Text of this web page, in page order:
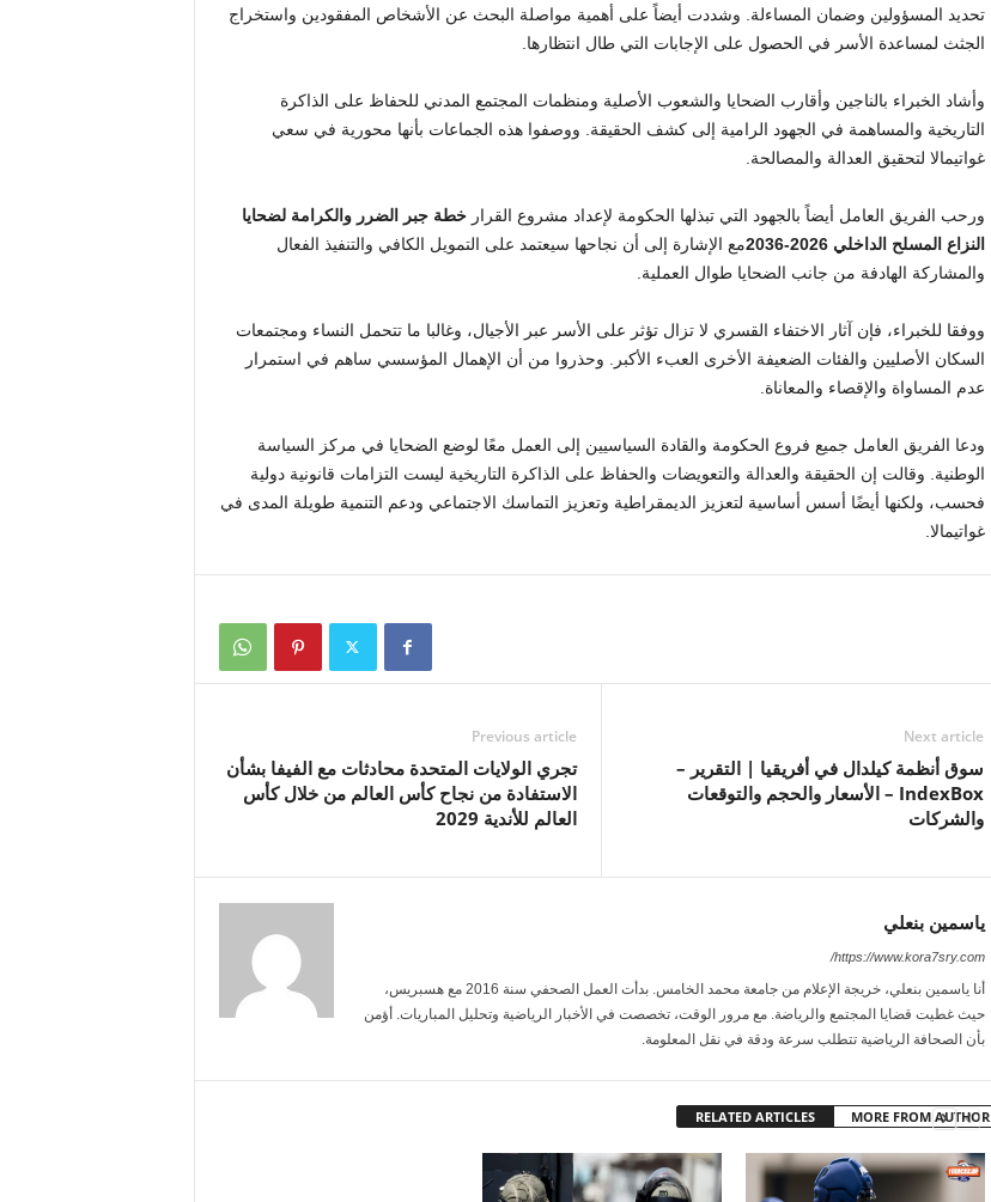
تحديد المسؤولين وضمان المساءلة. وشددت أيضاً على أهمية مواصلة البحث عن الأشخاص المفقودين واستخراج
الجثث لمساعدة الأسر في الحصول على الإجابات التي طال انتظارها.
وأشاد الخبراء بالناجين وأقارب الضحايا والشعوب الأصلية ومنظمات المجتمع المدني للحفاظ على الذاكرة
التاريخية والمساهمة في الجهود الرامية إلى كشف الحقيقة. ووصفوا هذه الجماعات بأنها محورية في سعي
غواتيمالا لتحقيق العدالة والمصالحة.
ورحب الفريق العامل أيضاً بالجهود التي تبذلها الحكومة لإعداد مشروع القرارخطة جبر الضرر والكرامة لضحايا
النزاع المسلح الداخلي 2026-2036
مع الإشارة إلى أن نجاحها سيعتمد على التمويل الكافي والتنفيذ الفعال
والمشاركة الهادفة من جانب الضحايا طوال العملية.
ووفقا للخبراء، فإن آثار الاختفاء القسري لا تزال تؤثر على الأسر عبر الأجيال، وغالبا ما تتحمل النساء ومجتمعات
السكان الأصليين والفئات الضعيفة الأخرى العبء الأكبر. وحذروا من أن الإهمال المؤسسي ساهم في استمرار
عدم المساواة والإقصاء والمعاناة.
ودعا الفريق العامل جميع فروع الحكومة والقادة السياسيين إلى العمل معًا لوضع الضحايا في مركز السياسة
الوطنية. وقالت إن الحقيقة والعدالة والتعويضات والحفاظ على الذاكرة التاريخية ليست التزامات قانونية دولية
فحسب، ولكنها أيضًا أسس أساسية لتعزيز الديمقراطية وتعزيز التماسك الاجتماعي ودعم التنمية طويلة المدى في
غواتيمالا.
Previous article
تجري الولايات المتحدة محادثات مع الفيفا بشأن
الاستفادة من نجاح كأس العالم من خلال كأس
العالم للأندية 2029
Next article
سوق أنظمة كيلدال في أفريقيا | التقرير –
IndexBox – الأسعار والحجم والتوقعات
والشركات
ياسمين بنعلي
https://www.kora7sry.com/
أنا ياسمين بنعلي، خريجة الإعلام من جامعة محمد الخامس. بدأت العمل الصحفي سنة 2016 مع هسبريس،
حيث غطيت قضايا المجتمع والرياضة. مع مرور الوقت، تخصصت في الأخبار الرياضية وتحليل المباريات. أؤمن
بأن الصحافة الرياضية تتطلب سرعة ودقة في نقل المعلومة.
RELATED ARTICLES MORE FROM AUTHOR